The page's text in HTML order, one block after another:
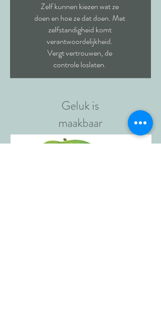
Zelf kunnen kiezen wat ze
doen en hoe ze dat doen. Met
zelfstandigheid komt
verantwoordelijkheid.
Vergt vertrouwen, de
controle loslaten.
Geluk is
maakbaar